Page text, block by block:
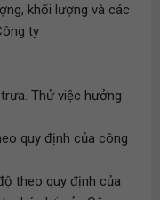
khối lượng và các
ty
Thử việc hưởng
quy định của công
theo quy định của